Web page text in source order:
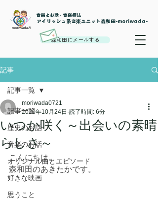
音楽とお話・音楽療法
​アイリッシュ系音楽ユニット森和田-moriwada-
森和田にメールする
記事
記事一覧
歴史のお話
音楽のお話
オリジナル曲とエピソード
好きな映画
思うこと
記事一覧
いつか咲く～出会いの素晴
らしさ～
moriwada0721
2020年10月24日 読了時間: 6分
こんにちは。
森和田のあきたかです。